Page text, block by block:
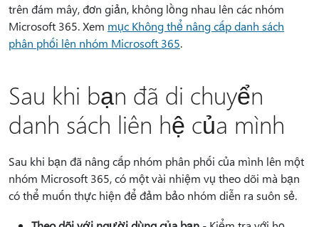
trên đám mây, đơn giản, không lồng nhau lên các nhóm
Microsoft 365. Xem mục Không thể nâng cấp danh sách
phân phối lên nhóm Microsoft 365.
Sau khi bạn đã di chuyển
danh sách liên hệ của mình
Sau khi bạn đã nâng cấp nhóm phân phối của mình lên một
nhóm Microsoft 365, có một vài nhiệm vụ theo dõi mà bạn
có thể muốn thực hiện để đảm bảo nhóm diễn ra suôn sẻ.